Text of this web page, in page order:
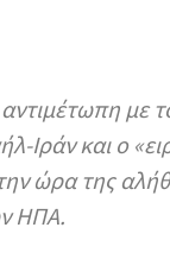
με
Ιράν και ο
ώρα της
ΗΠΑ.